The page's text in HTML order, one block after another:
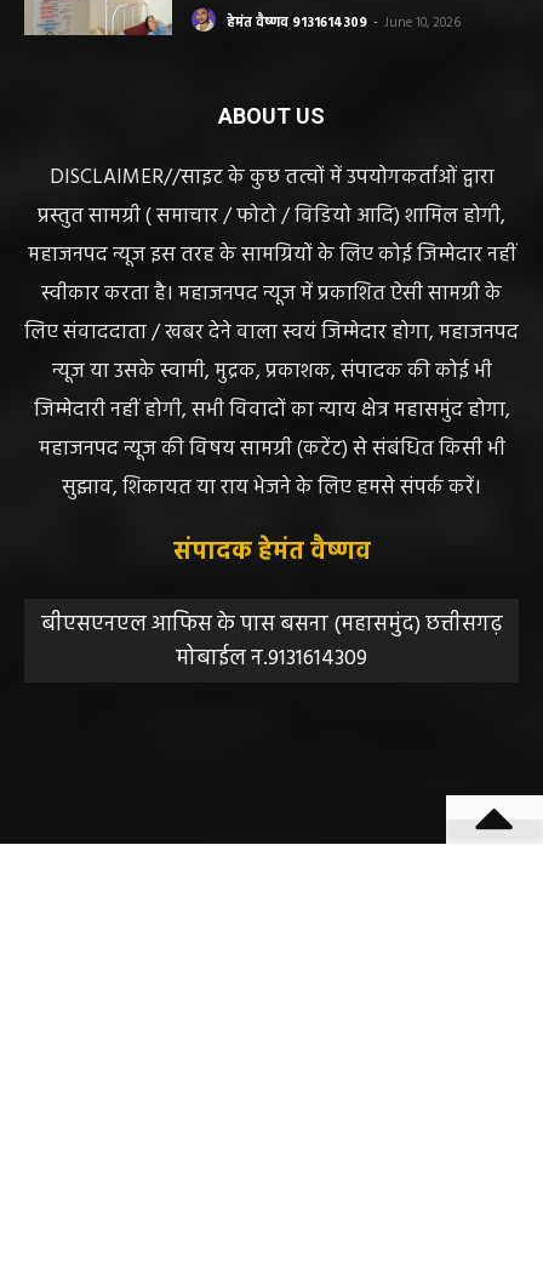
भंवरपुर/ मरीज की जान से खिलवाड़ एक्सपायरी
बोतल चढ़ा कर डॉ साहब घंटों गायब महिला की
ABOUT US
DISCLAIMER//साइट के कुछ तत्वों में उपयोगकर्ताओं द्वारा
प्रस्तुत सामग्री ( समाचार / फोटो / विडियो आदि) शामिल होगी,
महाजनपद न्यूज इस तरह के सामग्रियों के लिए कोई जिम्मेदार नहीं
स्वीकार करता है। महाजनपद न्यूज में प्रकाशित ऐसी सामग्री के
लिए संवाददाता / खबर देने वाला स्वयं जिम्मेदार होगा, महाजनपद
न्यूज या उसके स्वामी, मुद्रक, प्रकाशक, संपादक की कोई भी
जिम्मेदारी नहीं होगी, सभी विवादों का न्याय क्षेत्र महासमुंद होगा,
सुझाव, शिकायत या राय भेजने के लिए हमसे संपर्क करें।
संपादक हेमंत वैष्णव